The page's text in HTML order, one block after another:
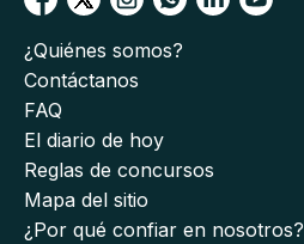
¿Quiénes somos?
Contáctanos
FAQ
El diario de hoy
Reglas de concursos
Mapa del sitio
¿Por qué confiar en nosotros?